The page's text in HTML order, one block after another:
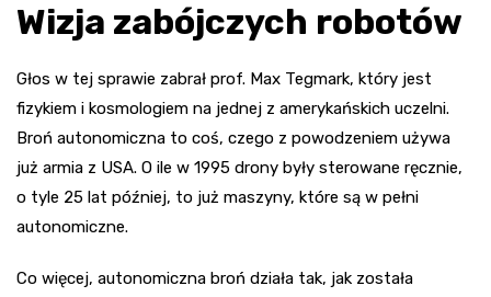
Wizja zabójczych robotów
Głos w tej sprawie zabrał prof. Max Tegmark, który jest
fizykiem i kosmologiem na jednej z amerykańskich uczelni.
Broń autonomiczna to coś, czego z powodzeniem używa
już armia z USA. O ile w 1995 drony były sterowane ręcznie,
o tyle 25 lat później, to już maszyny, które są w pełni
autonomiczne.
Co więcej, autonomiczna broń działa tak, jak została